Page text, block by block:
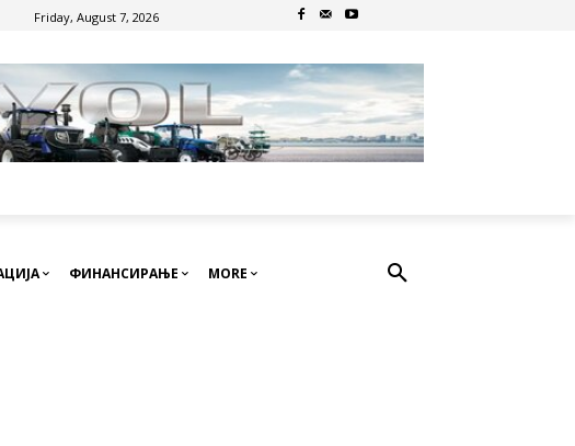
Friday, August 7, 2026
ФИНАНСИРАЊЕ MORE